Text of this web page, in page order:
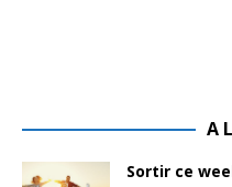
A
Sortir ce